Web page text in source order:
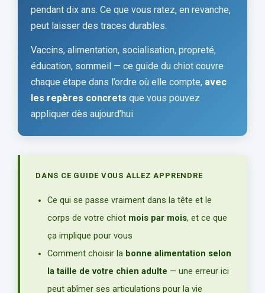
pendant dix ans. Ce que vous ratez, en revanche,
peut laisser des traces durables.
Vaccins, alimentation, socialisation, propreté,
éducation, sommeil — ce guide du chiot couvre
chaque étape dans l’ordre où elle compte, avec
les repères concrets que vous pouvez
appliquer dès aujourd’hui.
DANS CE GUIDE VOUS ALLEZ APPRENDRE
Ce qui se passe vraiment dans la tête et le
corps de votre chiot mois par mois, et ce que
ça implique pour vous
Comment choisir la bonne alimentation selon
la taille de votre chien adulte — une erreur ici
peut abîmer ses articulations pour la vie